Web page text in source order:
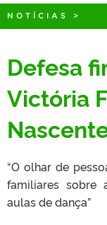
NOTÍCIAS >
Defesa
Victória
“O olhar de
familiares sobre
aulas de dança”